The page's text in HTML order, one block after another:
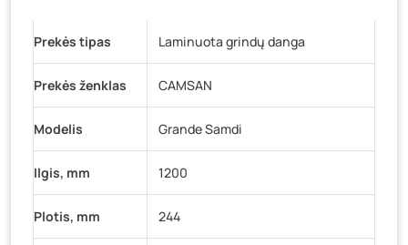
K. Donelaičio g. 17, Rokiškis - 0 pakuočių
Šaltupės g. 64, Zarasai- 0 pakuočių
Prekės tipas Laminuota grindų danga
Prekės ženklas CAMSAN
Modelis Grande Samdi
Ilgis, mm 1200
Plotis, mm 244